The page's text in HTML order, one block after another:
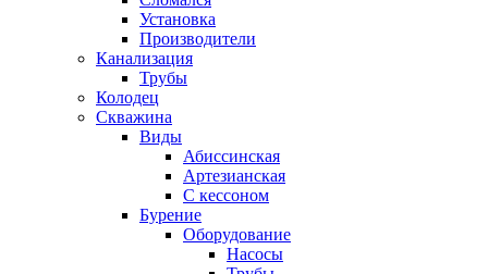
Установка
Производители
Канализация
Трубы
Колодец
Скважина
Виды
Абиссинская
Артезианская
С кессоном
Бурение
Оборудование
Насосы